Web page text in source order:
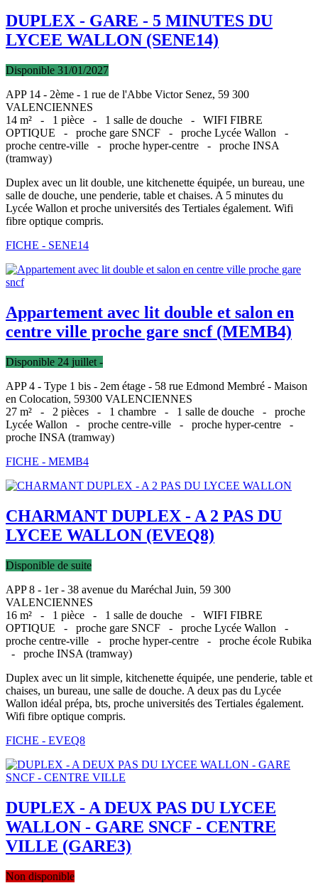
DUPLEX - GARE - 5 MINUTES DU
LYCEE WALLON (SENE14)
Disponible 31/01/2027
APP 14 - 2ème - 1 rue de l'Abbe Victor Senez, 59 300
VALENCIENNES
14 m² - 1 pièce - 1 salle de douche - WIFI FIBRE
OPTIQUE - proche gare SNCF - proche Lycée Wallon -
proche centre-ville - proche hyper-centre - proche INSA
(tramway)
Duplex avec un lit double, une kitchenette équipée, un bureau, une
salle de douche, une penderie, table et chaises. A 5 minutes du
Lycée Wallon et proche universités des Tertiales également. Wifi
fibre optique compris.
FICHE - SENE14
Appartement avec lit double et salon en
centre ville proche gare sncf (MEMB4)
Disponible 24 juillet -
APP 4 - Type 1 bis - 2em étage - 58 rue Edmond Membré - Maison
en Colocation, 59300 VALENCIENNES
27 m² - 2 pièces - 1 chambre - 1 salle de douche - proche
Lycée Wallon - proche centre-ville - proche hyper-centre -
proche INSA (tramway)
FICHE - MEMB4
CHARMANT DUPLEX - A 2 PAS DU
LYCEE WALLON (EVEQ8)
Disponible de suite
APP 8 - 1er - 38 avenue du Maréchal Juin, 59 300
VALENCIENNES
16 m² - 1 pièce - 1 salle de douche - WIFI FIBRE
OPTIQUE - proche gare SNCF - proche Lycée Wallon -
proche centre-ville - proche hyper-centre - proche école Rubika
- proche INSA (tramway)
Duplex avec un lit simple, kitchenette équipée, une penderie, table et
chaises, un bureau, une salle de douche. A deux pas du Lycée
Wallon idéal prépa, bts, proche universités des Tertiales également.
Wifi fibre optique compris.
FICHE - EVEQ8
DUPLEX - A DEUX PAS DU LYCEE
WALLON - GARE SNCF - CENTRE
VILLE (GARE3)
Non disponible